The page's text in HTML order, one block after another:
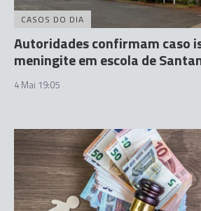
CASOS DO DIA
Autoridades confirmam caso
meningite em escola de
4 Mai 19:05